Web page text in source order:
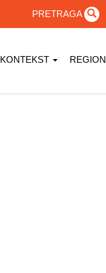
PRETRAGA
KONTEKST REGION